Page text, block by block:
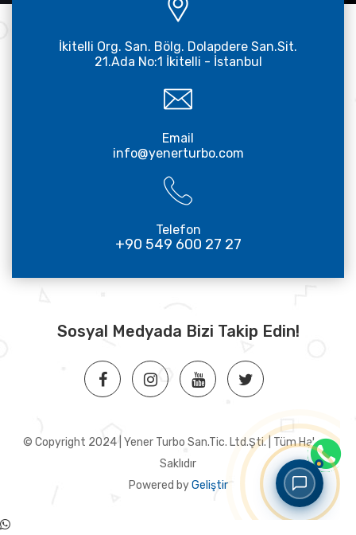
İkitelli Org. San. Bölg. Dolapdere San.Sit.
21.Ada No:1 İkitelli - İstanbul
Email
info@yenerturbo.com
Telefon
+90 549 600 27 27
Sosyal Medyada Bizi Takip Edin!
© Copyright 2024 | Yener Turbo San.Tic. Ltd.Şti. | Tüm Hakları
Saklıdır
Powered byGeliştir